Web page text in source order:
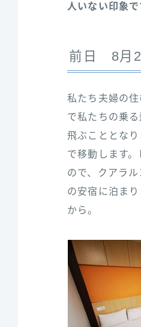
人いない印象で
前日 8月
私たち夫婦の
で私たちの乗
飛ぶこととな
で移動します
ので、クアラ
の安宿に泊ま
から。